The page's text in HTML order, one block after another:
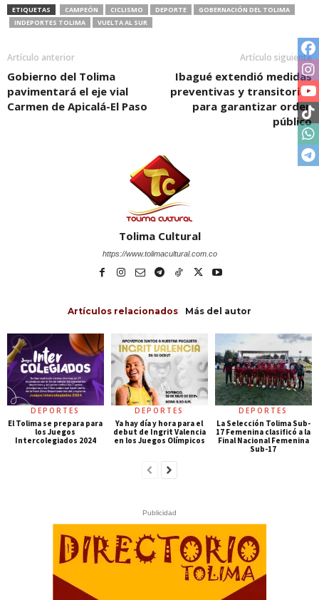
ETIQUETAS CAMPEÓN CICLISMO DEPORTE
GOBERNACIÓN DEL TOLIMA
INDEPORTES TOLIMA
VUELTA AL SUR
Artículo anterior
Gobierno del Tolima
pavimentará el eje vial
Carmen de Apicalá-El Paso
Artículo siguiente
Ibagué extendió medidas
preventivas y transitorias
para garantizar orden
público
Tolima Cultural
https://www.tolimacultural.com.co
Artículos relacionados Más del autor
DEPORTES
El Tolima se prepara para
los Juegos
Intercolegiados 2024
DEPORTES
Ya hay día y hora para el
debut de Ingrit Valencia
en los Juegos Olímpicos
DEPORTES
La Selección Tolima Sub-
17 Femenina clasificó a la
Final Nacional Femenina
Sub-17
Publicidad